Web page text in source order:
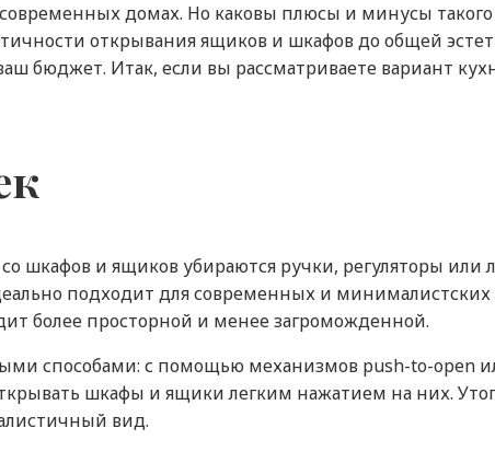
домах. Но каковы плюсы и минусы
открывания ящиков и шкафов до общей
бюджет. Итак, если вы рассматриваете вариант
шкафов и ящиков убираются ручки, регуляторы
подходит для современных и
более просторной и менее загроможденной.
способами: с помощью механизмов push-to-
шкафы и ящики легким нажатием на них.
вид.